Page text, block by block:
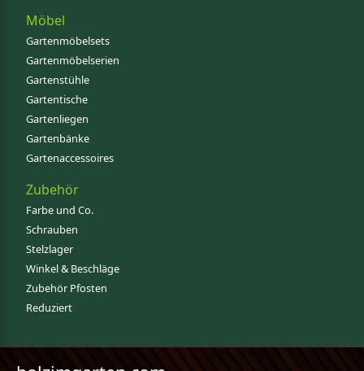
Möbel
Gartenmöbelsets
Gartenmöbelserien
Gartenstühle
Gartentische
Gartenliegen
Gartenbänke
Gartenaccessoires
Zubehör
Farbe und Co.
Schrauben
Stelzlager
Winkel & Beschläge
Zubehör Pfosten
Reduziert